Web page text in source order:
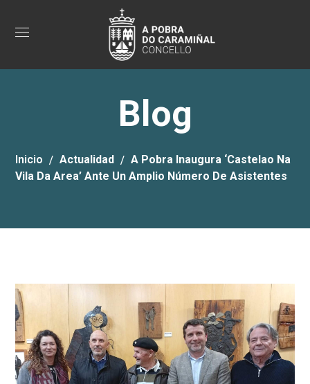
Blog
Inicio Actualidad
A Pobra Inaugura ‘Castelao Na
Vila Da Area’ Ante Un Amplio Número De Asistentes